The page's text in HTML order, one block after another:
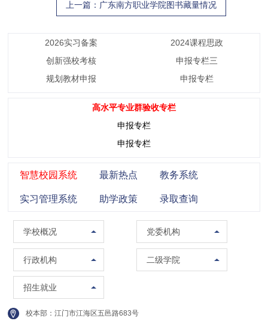
上一篇：广东南方职业学院图书藏量情况
2026实习备案
2024课程思政
创新强校考核
申报专栏三
规划教材申报
申报专栏
高水平专业群验收专栏
申报专栏
申报专栏
智慧校园系统
实习管理系统
最新热点
助学政策
教务系统
录取查询
学校概况
学校概况
校训精神
现任领导
组织架构
联系方式
党委机构
党委组织部（党校）
党委宣传部（普法办公室）
党委统战部
行政机构
党政办公室（法制办公室）
南校区管委会办公室
人事处（教师发展中心）
二级学院
马克思主义学院
招生就业
招生办公室
校本部：江门市江海区五邑路683号